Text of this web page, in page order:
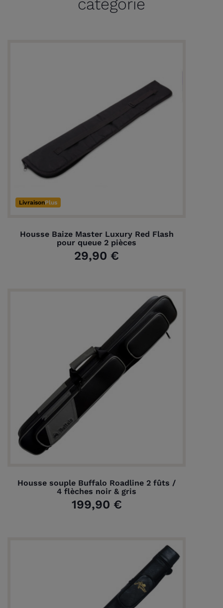
catégorie
LivraisonPlus
Housse Baize Master Luxury Red Flash
pour queue 2 pièces
29,90 €
Housse souple Buffalo Roadline 2 fûts /
4 flèches noir & gris
199,90 €